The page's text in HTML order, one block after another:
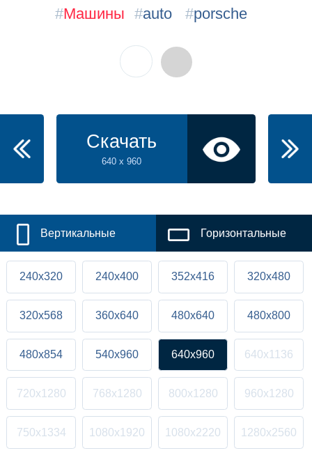
#Машины #auto #porsche
Скачать
640 x 960
Вертикальные Горизонтальные
240x320 240x400 352x416 320x480
320x568 360x640 480x640 480x800
480x854 540x960 640x960 640x1136
720x1280 768x1280 800x1280 960x1280
750x1334 1080x1920 1080x2220 1280x2560